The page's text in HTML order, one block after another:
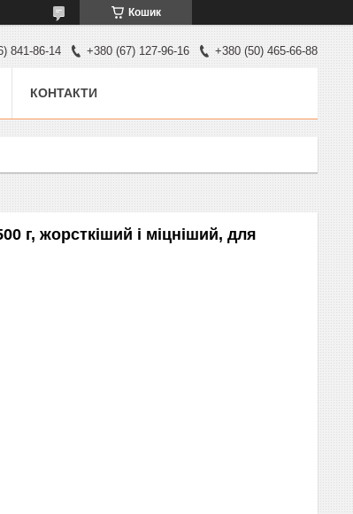
Кошик
841-86-14 +380 (67) 127-96-16 +380 (50) 465-66-88
КОНТАКТИ
г, жорсткіший і міцніший, для